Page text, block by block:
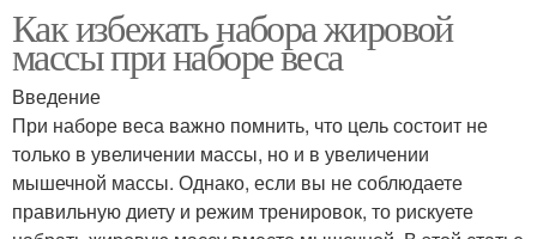
Как избежать набора жировой
массы при наборе веса
Введение
При наборе веса важно помнить, что цель состоит не
только в увеличении массы, но и в увеличении
мышечной массы. Однако, если вы не соблюдаете
правильную диету и режим тренировок, то рискуете